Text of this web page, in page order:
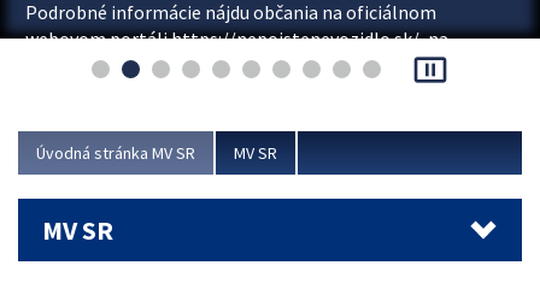
Podrobné informácie nájdu občania na oficiálnom
webovom portáli https://nepoistenevozidlo.sk/, na
ktorom od augusta pribudne aj možnosť overiť si...
pause_presentation
Úvodná stránka MV SR MV SR
MV SR